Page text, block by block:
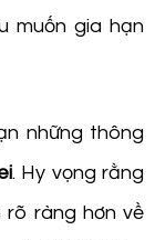
muốn gia hạn
những thông
. Hy vọng rằng
rõ ràng hơn về